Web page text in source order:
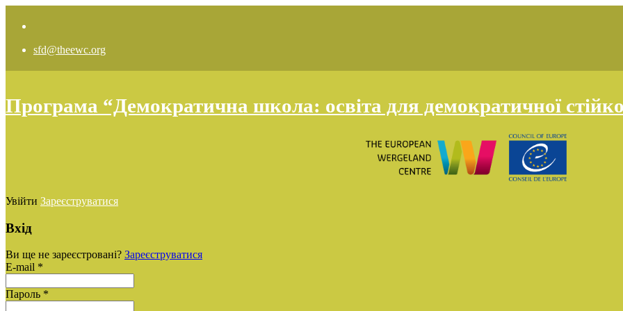
sfd@theewc.org
Програма “Демократична школа: освіта для демократичної
Увійти Зареєструватися
Вхід
Ви ще не зареєстровані? Зареєструватися
E-mail *
Пароль *